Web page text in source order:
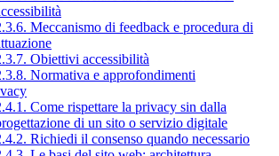
Meccanismo di feedback e procedura di
Obiettivi accessibilità
Normativa e approfondimenti
Come rispettare la privacy sin dalla
di un sito o servizio digitale
Richiedi il consenso quando necessario